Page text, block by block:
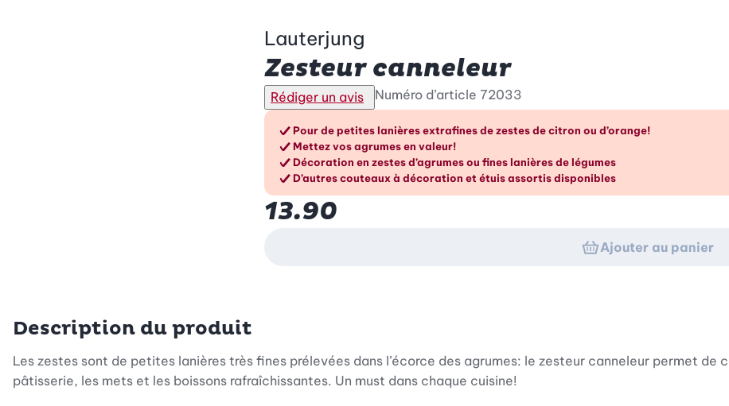
Lauterjung
Zesteur canneleur
Rédiger un avis Numéro d’article 72033
Les avantages en un coup d’œil
Pour de petites lanières extrafines de zestes de citron ou d’orange!
Mettez vos agrumes en valeur!
Décoration en zestes d’agrumes ou fines lanières de légumes
D’autres couteaux à décoration et étuis assortis disponibles
13.90
Ajouter au panier
Description du produit
Les zestes sont de petites lanières très fines prélevées dans l’écorce des agrumes: le zesteur canneleur permet
pâtisserie, les mets et les boissons rafraîchissantes. Un must dans chaque cuisine!